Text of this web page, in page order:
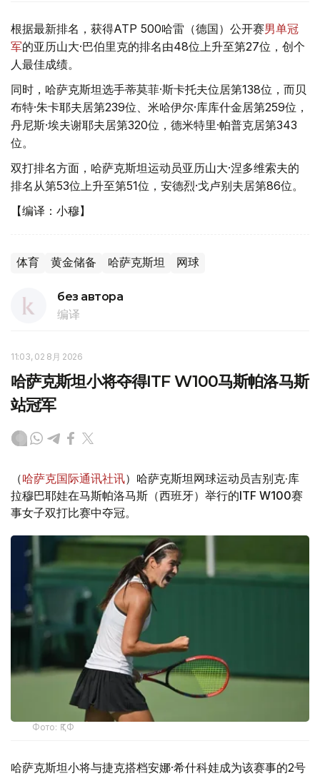
根据最新排名，获得ATP 500哈雷（德国）公开赛男单冠
军的亚历山大·巴伯里克的排名由48位上升至第27位，创个
人最佳成绩。
同时，哈萨克斯坦选手蒂莫菲·斯卡托夫位居第138位，而贝
布特·朱卡耶夫居第239位、米哈伊尔·库库什金居第259位，
丹尼斯·埃夫谢耶夫居第320位，德米特里·帕普克居第343
位。
双打排名方面，哈萨克斯坦运动员亚历山大·涅多维索夫的
排名从第53位上升至第51位，安德烈·戈卢别夫居第86位。
【编译：小穆】
体育 黄金储备 哈萨克斯坦 网球
без автора
编译
11:03, 02 8月 2026
哈萨克斯坦小将夺得ITF W100马斯帕洛马斯
站冠军
（哈萨克国际通讯社讯）哈萨克斯坦网球运动员吉别克·库
拉穆巴耶娃在马斯帕洛马斯（西班牙）举行的ITF W100赛
事女子双打比赛中夺冠。
Фото: ҚТФ
哈萨克斯坦小将与捷克搭档安娜·希什科娃成为该赛事的2号